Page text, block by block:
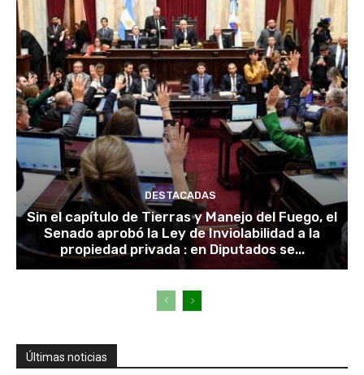
DESTACADAS
Sin el capítulo de Tierras y Manejo del Fuego, el
Senado aprobó la Ley de Inviolabilidad a la
propiedad privada : en Diputados se...
Últimas noticias